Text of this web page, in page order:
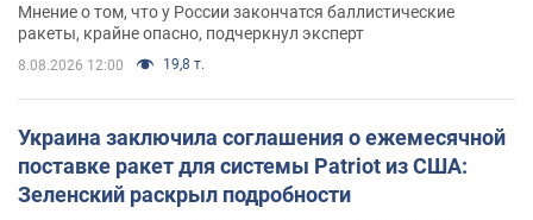
Мнение о том, что у России закончатся баллистические
ракеты, крайне опасно, подчеркнул эксперт
8.08.2026 12:00 19,8 т.
Украина заключила соглашения о ежемесячной
поставке ракет для системы Patriot из США:
Зеленский раскрыл подробности